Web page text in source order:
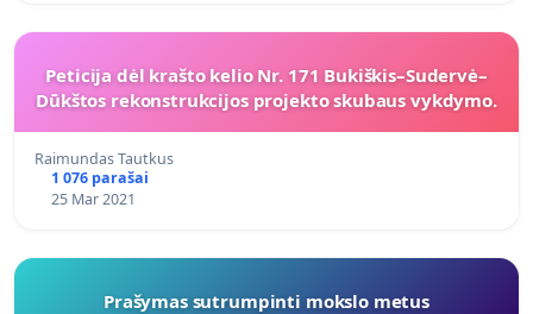
Peticija dėl krašto kelio Nr. 171 Bukiškis–Sudervė–
Dūkštos rekonstrukcijos projekto skubaus vykdymo.
Raimundas Tautkus
1 076 parašai
25 Mar 2021
Prašymas sutrumpinti mokslo metus